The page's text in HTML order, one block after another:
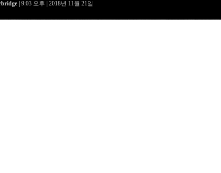
| 9:03 오후 | 2018년 11월 21일